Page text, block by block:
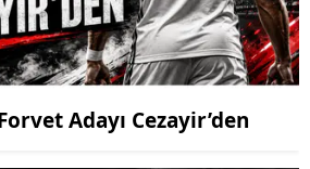
Adayı Cezayir’den